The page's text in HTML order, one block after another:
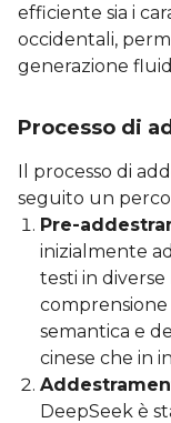
efficiente sia i
occidentali,
generazione
Processo di
Il processo di
seguito un
Pre-
inizialmente
testi in
comprensione
semantica e
cinese che in
DeepSeek è